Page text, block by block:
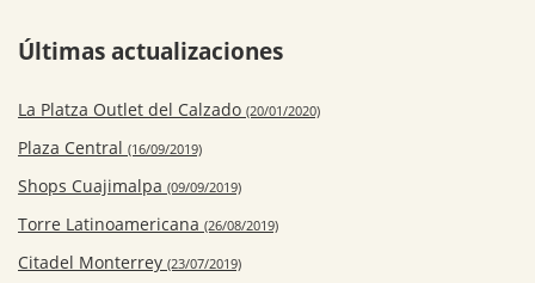
Últimas actualizaciones
La Platza Outlet del Calzado (20/01/2020)
Plaza Central (16/09/2019)
Shops Cuajimalpa (09/09/2019)
Torre Latinoamericana (26/08/2019)
Citadel Monterrey (23/07/2019)